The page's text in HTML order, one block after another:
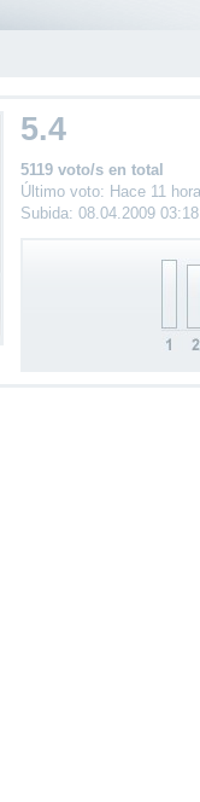
5.4
5119 voto/s en total
Último voto: Hace 11
Subida: 08.04.2009